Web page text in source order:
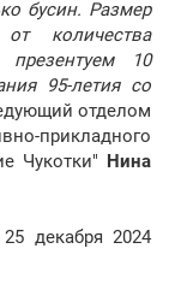
бусин. Размер
количества
10
95-летия со
отделом
прикладного
Чукотки" Нина
декабря 2024